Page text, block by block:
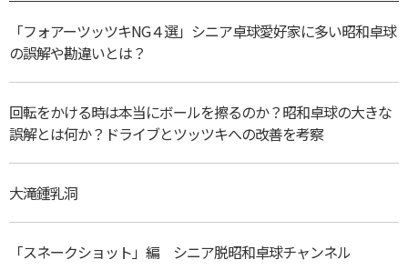
「フォアーツッツキNG４選」シニア卓球愛好家に多い昭和卓球
の誤解や勘違いとは？
回転をかける時は本当にボールを擦るのか？昭和卓球の大きな
誤解とは何か？ドライブとツッツキへの改善を考察
大滝鍾乳洞
「スネークショット」編 シニア脱昭和卓球チャンネル